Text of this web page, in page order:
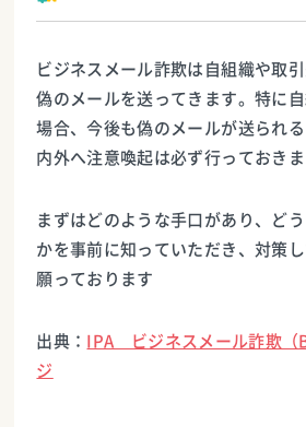
ビジネスメール詐欺は自組織や取
偽のメールを送ってきます。特に
場合、今後も偽のメールが送られ
内外へ注意喚起は必ず行っておきま
まずはどのような手口があり、ど
かを事前に知っていただき、対策
願っております
出典：
IPA ビジネスメール詐欺（
ジ